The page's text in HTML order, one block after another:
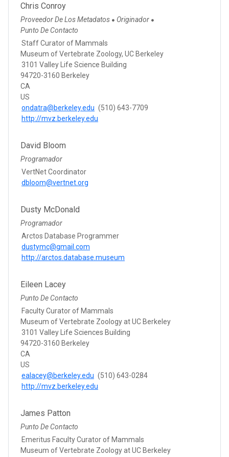
Chris Conroy
Proveedor De Los Metadatos ● Originador ●
Punto De Contacto
Staff Curator of Mammals
Museum of Vertebrate Zoology, UC Berkeley
3101 Valley Life Science Building
94720-3160 Berkeley
CA
US
ondatra@berkeley.edu (510) 643-7709
http://mvz.berkeley.edu
David Bloom
Programador
VertNet Coordinator
dbloom@vertnet.org
Dusty McDonald
Programador
Arctos Database Programmer
dustymc@gmail.com
http://arctos.database.museum
Eileen Lacey
Punto De Contacto
Faculty Curator of Mammals
Museum of Vertebrate Zoology at UC Berkeley
3101 Valley Life Sciences Building
94720-3160 Berkeley
CA
US
ealacey@berkeley.edu (510) 643-0284
http://mvz.berkeley.edu
James Patton
Punto De Contacto
Emeritus Faculty Curator of Mammals
Museum of Vertebrate Zoology at UC Berkeley